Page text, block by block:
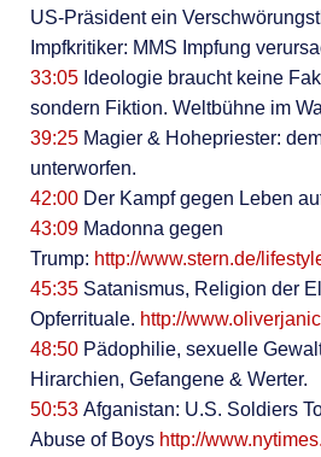
US-Präsident ein
Impfkritiker: MMS Impfung
33:05Ideologie braucht keine
sondern Fiktion. Weltbühne im
39:25Magier & Hohepriester:
unterworfen.
42:00Der Kampf gegen Leben
43:09Madonna gegen
Trump: http://www.stern.de/
45:35Satanismus, Religion der
Opferrituale. http://
48:50Pädophilie, sexuelle
Hirarchien, Gefangene & Werter.
50:53Afganistan: U.S. Soldiers
Abuse of Boys http://